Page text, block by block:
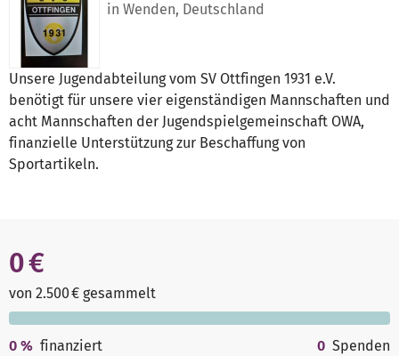
in Wenden, Deutschland
Unsere Jugendabteilung vom SV Ottfingen 1931 e.V.
benötigt für unsere vier eigenständigen Mannschaften und
acht Mannschaften der Jugendspielgemeinschaft OWA,
finanzielle Unterstützung zur Beschaffung von
Sportartikeln.
0 €
von 2.500 € gesammelt
0 % finanziert 0 Spenden